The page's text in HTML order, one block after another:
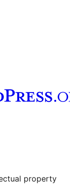
property